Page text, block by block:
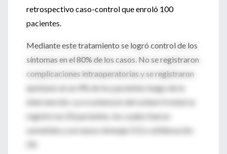
retrospectivo caso-control que enroló 100
pacientes.
Mediante este tratamiento se logró control de los
síntomas en el 80% de los casos. No se registraron
complicaciones intraoperatorias y se registraron
epístaxis en un 4% de los pacientes luego de la
intervención. La re estenosis del ostium frontal se
registró en 20 pacientes, los cuales fueron
sometidos a un nuevo drenaje (11) u obliteración